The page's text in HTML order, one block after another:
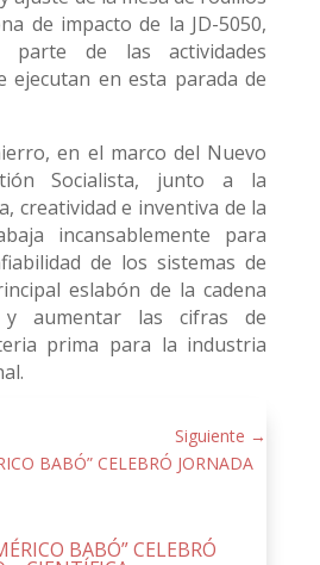
de impacto de la JD-5050,
parte de las actividades
ejecutan en esta parada de
en el marco del Nuevo
Socialista, junto a la
creatividad e inventiva de la
incansablemente para
de los sistemas de
eslabón de la cadena
aumentar las cifras de
prima para la industria
Siguiente →
BABÓ” CELEBRÓ